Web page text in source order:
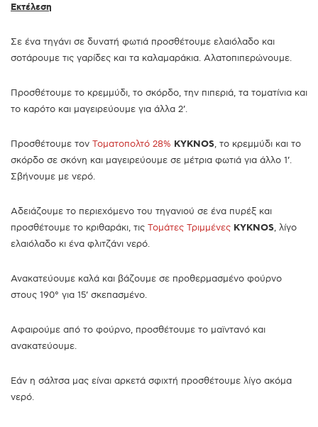
Εκτέλεση
Σε ένα τηγάνι σε δυνατή φωτιά προσθέτουμε ελαιόλαδο και
σοτάρουμε τις γαρίδες και τα καλαμαράκια. Αλατοπιπερώνουμε.
Προσθέτουμε το κρεμμύδι, το σκόρδο, την πιπεριά, τα τοματίνια και
το καρότο και μαγειρεύουμε για άλλα 2’.
Προσθέτουμε τον Τοματοπολτό 28% KYKNOS, το κρεμμύδι και το
σκόρδο σε σκόνη και μαγειρεύουμε σε μέτρια φωτιά για άλλο 1’.
Σβήνουμε με νερό.
Αδειάζουμε το περιεχόμενο του τηγανιού σε ένα πυρέξ και
προσθέτουμε το κριθαράκι, τις Τομάτες Τριμμένες KYKNOS, λίγο
ελαιόλαδο κι ένα φλιτζάνι νερό.
Ανακατεύουμε καλά και βάζουμε σε προθερμασμένο φούρνο
στους 190° για 15’ σκεπασμένο.
Αφαιρούμε από το φούρνο, προσθέτουμε το μαϊντανό και
ανακατεύουμε.
Εάν η σάλτσα μας είναι αρκετά σφιχτή προσθέτουμε λίγο ακόμα
νερό.